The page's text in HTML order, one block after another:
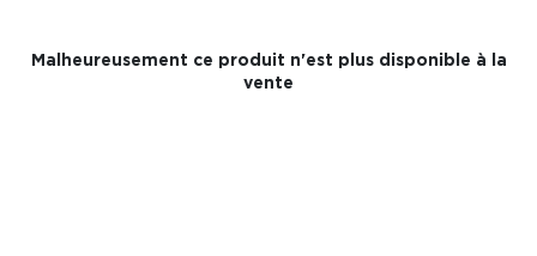
Malheureusement ce produit n'est plus disponible à la
vente